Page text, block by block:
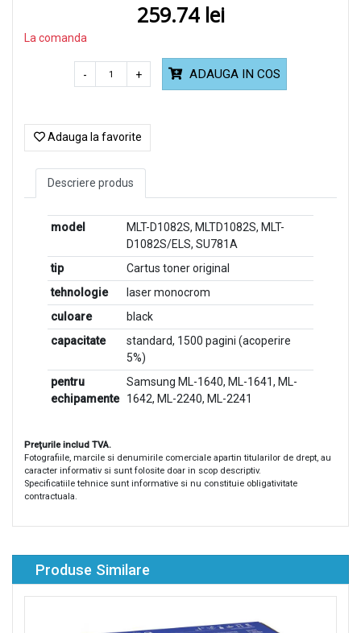
259.74
La comanda
- + ADAUGA IN COS
Adauga la favorite
Descriere produs
model
MLT-D1082S, MLTD1082S, MLT-
D1082S/ELS, SU781A
tip
Cartus toner original
tehnologie
laser monocrom
culoare
black
capacitate
standard, 1500 pagini (acoperire
5%)
pentru
echipamente
Samsung ML-1640, ML-1641, ML-
1642, ML-2240, ML-2241
Preţurile includ TVA.
Fotografiile, marcile si denumirile comerciale apartin titularilor de drept, au
caracter informativ si sunt folosite doar in scop descriptiv.
Specificatiile tehnice sunt informative si nu constituie obligativitate
contractuala.
Produse Similare